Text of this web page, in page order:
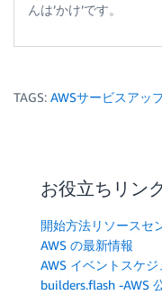
んは’かけ’です。
TAGS: AWSサービスアッ
お役立ちリン
開始方法リソースセ
AWS の最新情報
AWS イベントスケ
builders.flash -AWS